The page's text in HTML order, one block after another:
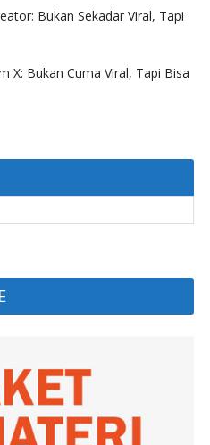
Bukan Sekadar Viral, Tapi
X: Bukan Cuma Viral, Tapi Bisa